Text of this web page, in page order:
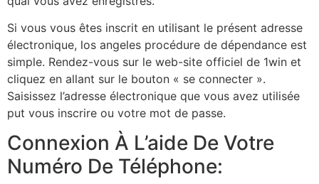
Si vous vous êtes inscrit en utilisant le présent adresse
électronique, los angeles procédure de dépendance est
simple. Rendez-vous sur le web-site officiel de 1win et
cliquez en allant sur le bouton « se connecter ».
Saisissez l’adresse électronique que vous avez utilisée
put vous inscrire ou votre mot de passe.
Connexion À L’aide De Votre
Numéro De Téléphone: